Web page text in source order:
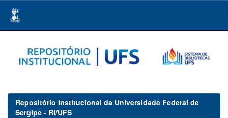
navigation
Repositório Institucional da Universidade Federal de
Sergipe - RI/UFS